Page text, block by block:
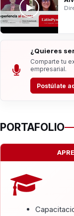
¿Quieres
Comparte tu
empresarial.
Postúlate
PORTAFOLIO